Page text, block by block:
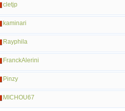
cletjp
kaminari
Rayphila
FranckAlerini
Pinzy
MICHOU67